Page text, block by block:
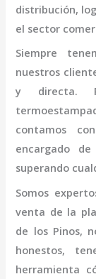
distribución,
el sector
Siempre
nuestros
y directa.
termo
contamos
encargado
superando
Somos
venta de la
de los Pinos,
honestos,
herramienta